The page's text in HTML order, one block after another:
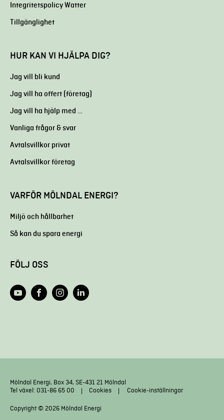
Integritetspolicy Watter
Tillgänglighet
HUR KAN VI HJÄLPA DIG?
Jag vill bli kund
Jag vill ha offert (företag)
Jag vill ha hjälp med …
Vanliga frågor & svar
Avtalsvillkor privat
Avtalsvillkor företag
VARFÖR MÖLNDAL ENERGI?
Miljö och hållbarhet
Så kan du spara energi
FÖLJ OSS
Mölndal Energi, Box 34, SE-431 21 Mölndal
Tel växel: 031-86 65 00
Cookies Cookie-inställningar
Copyright © 2026 Mölndal Energi